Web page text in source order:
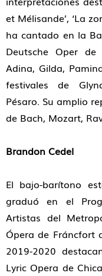
et Mélisande’, ‘La
ha cantado en la
Deutsche Oper
Adina, Gilda,
festivales de
Pésaro. Su amplio
de Bach, Mozart,
Brandon Cedel
El bajo-barítono
graduó en el
Artistas del
Ópera de Fráncfort
2019-2020
Lyric Opera de